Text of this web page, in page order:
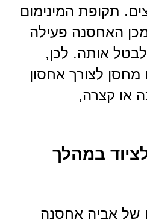
תקופת המינימום
מכן האחסנה פעילה
אותה. לכן,
מחסן לצורך אחסון
או קצרה,
במהלך
של אביה אחסנה